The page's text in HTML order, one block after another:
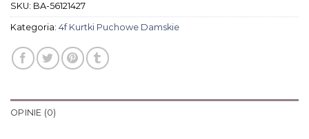
SKU: BA-56121427
Kategoria: 4f Kurtki Puchowe Damskie
OPINIE (0)